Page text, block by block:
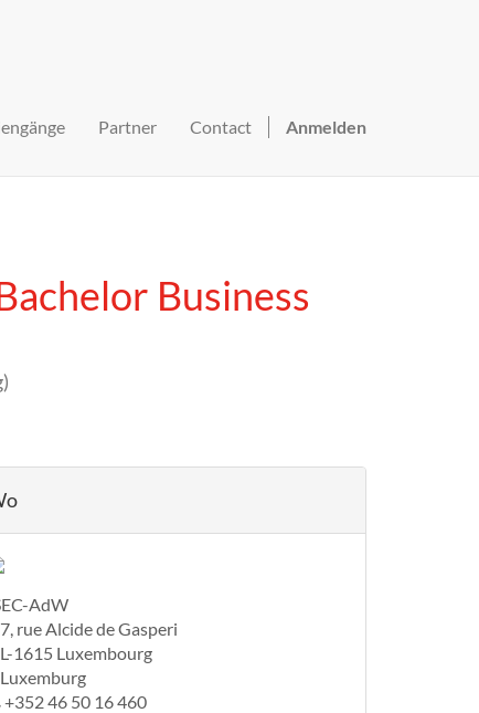
Partner Contact Anmelden
Business
)
AdW
7, rue Alcide de Gasperi
1615 Luxembourg
+352 46 50 16 460